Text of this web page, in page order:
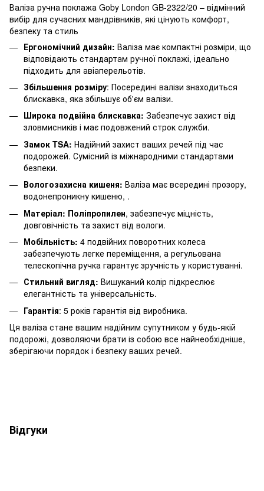
Валіза ручна поклажа Goby London GB-2322/20 – відмінний
вибір для сучасних мандрівників, які цінують комфорт,
безпеку та стиль
Ергономічний дизайн: Валіза має компактні розміри, що
відповідають стандартам ручної поклажі, ідеально
підходить для авіаперельотів.
Збільшення розміру: Посередині валізи знаходиться
блискавка, яка збільшує об'єм валізи.
Широка подвійна блискавка: Забезпечує захист від
зловмисників і має подовжений строк служби.
Замок TSA: Надійний захист ваших речей під час
подорожей. Сумісний із міжнародними стандартами
безпеки.
Вологозахисна кишеня: Валіза має всередині прозору,
водонепроникну кишеню, .
Матеріал: Поліпропилен, забезпечує міцність,
довговічність та захист від вологи.
Мобільність: 4 подвійних поворотних колеса
забезпечують легке переміщення, а регульована
телескопічна ручка гарантує зручність у користуванні.
Стильний вигляд: Вишуканий колір підкреслює
елегантність та універсальність.
Гарантія: 5 років гарантія від виробника.
Ця валіза стане вашим надійним супутником у будь-якій
подорожі, дозволяючи брати із собою все найнеобхідніше,
зберігаючи порядок і безпеку ваших речей.
Відгуки